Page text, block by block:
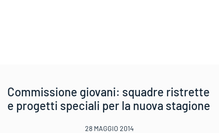
Commissione giovani: squadre ristrette
e progetti speciali per la nuova stagione
28 MAGGIO 2014